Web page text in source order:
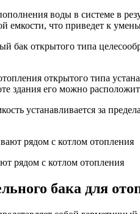
воды в системе в
емкости, что приведет к
бак открытого типа
открытого типа
здания его можно
устанавливается за
рядом с котлом отопления
бака для